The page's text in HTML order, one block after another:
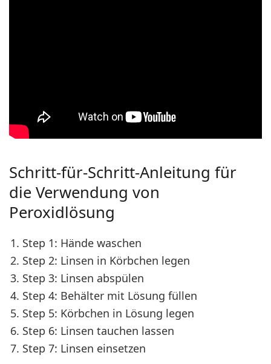
Schritt-für-Schritt-Anleitung für
die Verwendung von
Peroxidlösung
Step 1: Hände waschen
Step 2: Linsen in Körbchen legen
Step 3: Linsen abspülen
Step 4: Behälter mit Lösung füllen
Step 5: Körbchen in Lösung legen
Step 6: Linsen tauchen lassen
Step 7: Linsen einsetzen